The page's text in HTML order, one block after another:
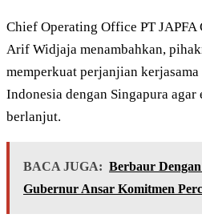
Chief Operating Office PT
Arif Widjaja menambahkan,
memperkuat perjanjian kerjasama
Indonesia dengan Singapura agar
berlanjut.
BACA JUGA: Berbaur
Gubernur Ansar Komitmen